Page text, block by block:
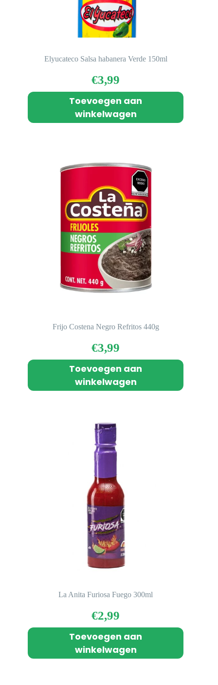
Elyucateco Salsa habanera Verde 150ml
€3,99
Toevoegen aan
winkelwagen
Frijo Costena Negro Refritos 440g
€3,99
Toevoegen aan
winkelwagen
La Anita Furiosa Fuego 300ml
€2,99
Toevoegen aan
winkelwagen